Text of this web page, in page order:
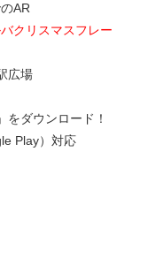
AR
クリスマスフレー
広場
をダウンロード！
Play）対応